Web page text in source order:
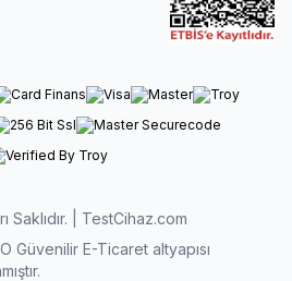
Saklıdır. | TestCihaz.com
Güvenilir E-Ticaret altyapısı